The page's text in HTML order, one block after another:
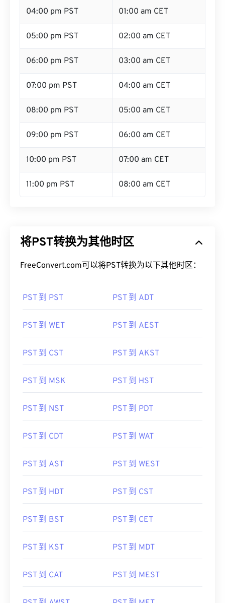
04:00 pm PST 01:00 am CET
05:00 pm PST 02:00 am CET
06:00 pm PST 03:00 am CET
07:00 pm PST 04:00 am CET
08:00 pm PST 05:00 am CET
09:00 pm PST 06:00 am CET
10:00 pm PST 07:00 am CET
11:00 pm PST 08:00 am CET
将PST转换为其他时区
FreeConvert.com可以将PST转换为以下其他时区：
PST 到 PST PST 到 ADT
PST 到 WET PST 到 AEST
PST 到 CST PST 到 AKST
PST 到 MSK PST 到 HST
PST 到 NST PST 到 PDT
PST 到 CDT PST 到 WAT
PST 到 AST PST 到 WEST
PST 到 HDT PST 到 CST
PST 到 BST PST 到 CET
PST 到 KST PST 到 MDT
PST 到 CAT PST 到 MEST